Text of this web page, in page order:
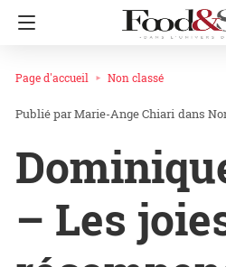
Page d'accueil Non classé
Marie-Ange Chiari dans
– Les